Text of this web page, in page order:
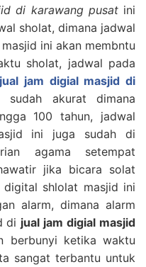
di karawang pusatini
sholat, dimana jadwal
ini akan membntu
sholat, jadwal pada
jual jam digial masjid di
akurat dimana
100 tahun, jadwal
ini juga sudah di
agama setempat
jika bicara solat
shlolat masjid ini
alarm, dimana alarm
di jual jam digial masjid
ketika waktu
sangat terbantu untuk